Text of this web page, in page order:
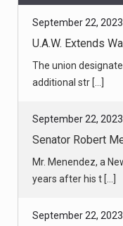
September 22, 2023
U.A.W. Extends
The union
additional str [...]
September 22, 2023
Senator Robert
Mr. Menendez, a
years after his t [...]
September 22, 2023